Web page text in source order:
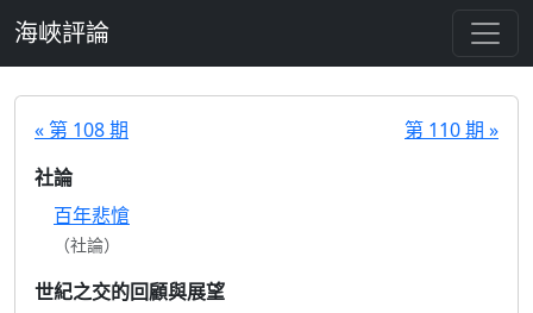
海峽評論
« 第 108 期
第 110 期 »
社論
百年悲愴
（社論）
世紀之交的回顧與展望